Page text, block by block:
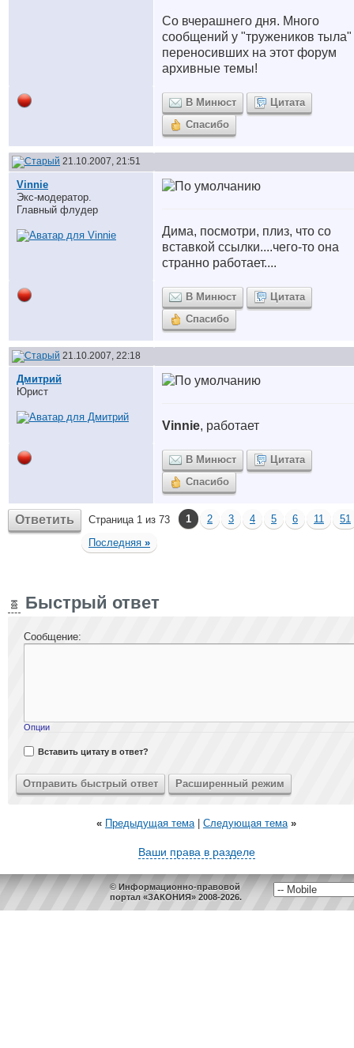
Со вчерашнего дня. Много
сообщений у "тружеников тыла"
переносивших на этот форум
архивные темы!
В Минюст
Цитата
Спасибо
21.10.2007, 21:51
Vinnie
Экс-модератор.
Главный флудер
Дима, посмотри, плиз, что со
вставкой ссылки....чего-то она
странно работает....
В Минюст
Цитата
Спасибо
21.10.2007, 22:18
Дмитрий
Юрист
Vinnie, работает
В Минюст
Цитата
Спасибо
Ответить Страница 1 из 73 1 2 3 4 5 6 11
51
Последняя »
Быстрый ответ
Сообщение:
Опции
Вставить цитату в ответ?
« Предыдущая тема| Следующая тема »
Ваши права в разделе
© Информационно-правовой
портал «ЗАКОНИЯ» 2008-2026.